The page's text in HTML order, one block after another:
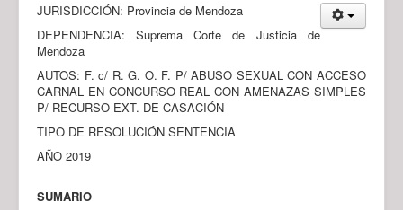
JURISDICCIÓN: Provincia de Mendoza
DEPENDENCIA: Suprema Corte de Justicia de
Mendoza
AUTOS: F. c/ R. G. O. F. P/ ABUSO SEXUAL CON ACCESO
CARNAL EN CONCURSO REAL CON AMENAZAS SIMPLES
P/ RECURSO EXT. DE CASACIÓN
TIPO DE RESOLUCIÓN SENTENCIA
AÑO 2019
SUMARIO